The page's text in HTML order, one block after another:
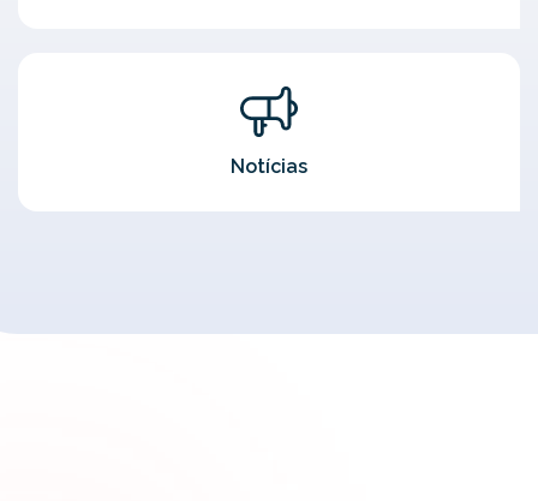
Notícias